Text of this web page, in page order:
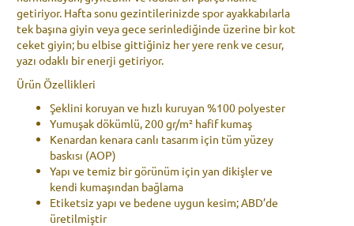
getiriyor. Hafta sonu gezintilerinizde spor ayakkabılarla
tek başına giyin veya gece serinlediğinde üzerine bir kot
ceket giyin; bu elbise gittiğiniz her yere renk ve cesur,
yazı odaklı bir enerji getiriyor.
Ürün Özellikleri
Şeklini koruyan ve hızlı kuruyan %100 polyester
Yumuşak dökümlü, 200 gr/m² hafif kumaş
Kenardan kenara canlı tasarım için tüm yüzey
baskısı (AOP)
Yapı ve temiz bir görünüm için yan dikişler ve
kendi kumaşından bağlama
Etiketsiz yapı ve bedene uygun kesim; ABD’de
üretilmiştir